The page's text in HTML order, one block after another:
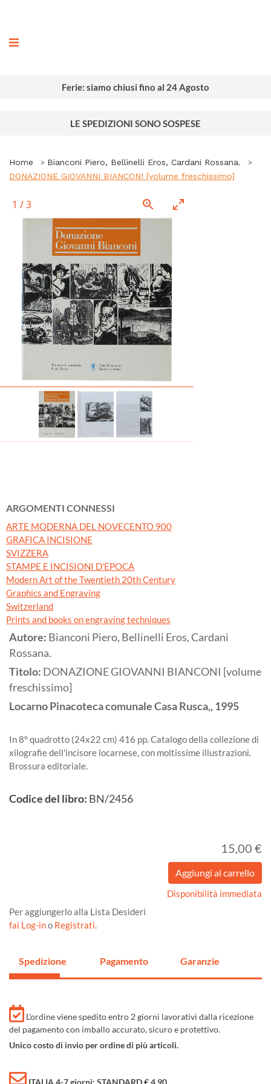
Ferie: siamo chiusi fino al 24 Agosto
LE SPEDIZIONI SONO SOSPESE
Home
Bianconi Piero, Bellinelli Eros, Cardani Rossana.
DONAZIONE GIOVANNI BIANCONI [volume freschissimo]
1 /3
ARGOMENTI CONNESSI
ARTE MODERNA DEL NOVECENTO 900
GRAFICA INCISIONE
SVIZZERA
STAMPE E INCISIONI D'EPOCA
Modern Art of the Twentieth 20th Century
Graphics and Engraving
Switzerland
Prints and books on engraving techniques
Autore: Bianconi Piero, Bellinelli Eros, Cardani
Rossana.
Titolo: DONAZIONE GIOVANNI BIANCONI [volume
freschissimo]
LocarnoPinacoteca comunale Casa Rusca,,1995
In 8º quadrotto (24x22 cm) 416 pp. Catalogo della collezione di
xilografie dell'incisore locarnese, con moltissime illustrazioni.
Brossura editoriale.
Codice del libro: BN/2456
15,00 €
Disponibilità immediata
Per aggiungerlo alla Lista Desideri
fai Log-ino Registrati.
Spedizione Pagamento Garanzie
L'ordine viene spedito entro 2 giorni lavorativi dalla ricezione
del pagamento con imballo accurato, sicuro e protettivo.
Unico costo di invio per ordine di più articoli.
ITALIA 4-7 giorni: STANDARD € 4,90